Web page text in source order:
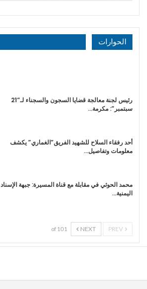
الحوارات
رئيس لجنة معالجة قضايا السجون والسجناء لـ”21
سبتمبر”: مكرمة…
أحد رفقاء السلاح للشهيد الفريق”الغماري” يكشف
معلومات وتفاصيل…
محمد الحوثي في مقابلة مع قناة المسيرة: جبهة الإسناد
اليمنية…
NEXT
1 of 10